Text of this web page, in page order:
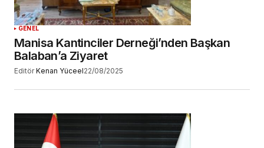
GENEL
Manisa Kantinciler Derneği’nden Başkan
Balaban’a Ziyaret
Editör Kenan Yüceel22/08/2025